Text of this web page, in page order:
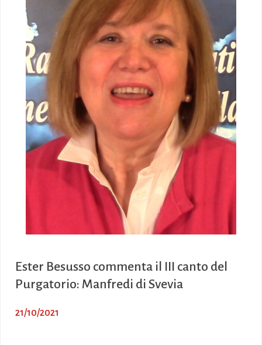
Ester Besusso commenta il III canto del
Purgatorio: Manfredi di Svevia
21/10/2021